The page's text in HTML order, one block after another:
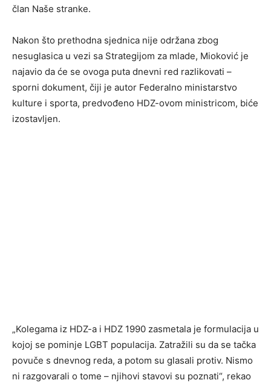
član Naše stranke.
Nakon što prethodna sjednica nije održana zbog
nesuglasica u vezi sa Strategijom za mlade, Mioković je
najavio da će se ovoga puta dnevni red razlikovati –
sporni dokument, čiji je autor Federalno ministarstvo
kulture i sporta, predvođeno HDZ-ovom ministricom, biće
izostavljen.
„Kolegama iz HDZ-a i HDZ 1990 zasmetala je formulacija u
kojoj se pominje LGBT populacija. Zatražili su da se tačka
povuče s dnevnog reda, a potom su glasali protiv. Nismo
ni razgovarali o tome – njihovi stavovi su poznati“, rekao